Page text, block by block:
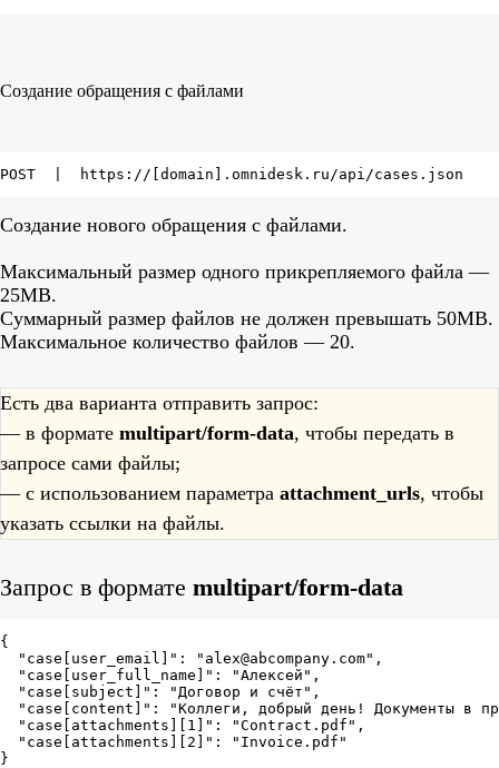
Создание обращения с файлами
POST  |  https://[domain].omnidesk.ru/api/cases.json
Создание нового обращения с файлами.
Максимальный размер одного прикрепляемого файла —
25МB.
Суммарный размер файлов не должен превышать 50МB.
Максимальное количество файлов — 20.
Есть два варианта отправить запрос:
— в формате multipart/form-data, чтобы передать в
запросе сами файлы;
— с использованием параметра attachment_urls, чтобы
указать ссылки на файлы.
Запрос в формате multipart/form-data
{
  "case[user_email]": "alex@abcompany.com",
  "case[user_full_name]": "Алексей",
  "case[subject]": "Договор и счёт",
"case[content]": "Коллеги, добрый день! Документы в
  "case[attachments][1]": "Contract.pdf",
  "case[attachments][2]": "Invoice.pdf"
}